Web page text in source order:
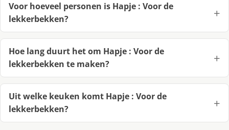
Voor hoeveel personen is Hapje : Voor de
lekkerbekken?
Hoe lang duurt het om Hapje : Voor de
lekkerbekken te maken?
Uit welke keuken komt Hapje : Voor de
lekkerbekken?